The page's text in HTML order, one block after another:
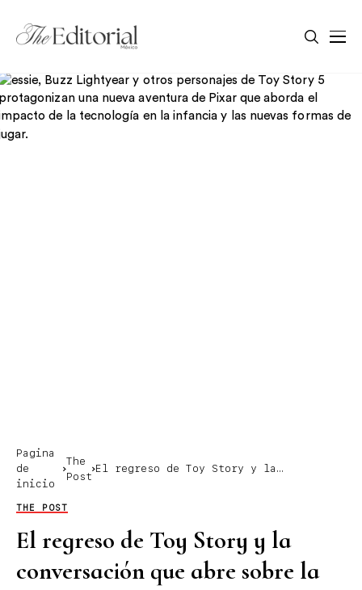
Pagina
de
inicio
The
Post
El regreso de Toy Story y la
THE POST
El regreso de Toy Story y la
conversación que abre sobre la